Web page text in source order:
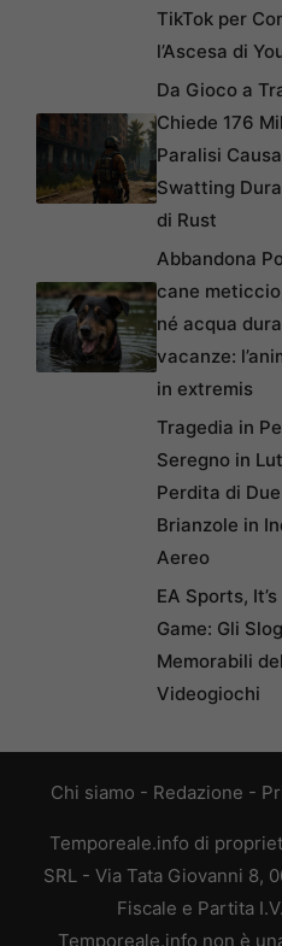
TikTok per
l’Ascesa di
Da Gioco a
Chiede 176
Paralisi
Swatting
di Rust
Abbandona
cane
né acqua
vacanze:
in extremis
Tragedia in
Seregno in
Perdita di
Brianzole in
Aereo
EA Sports,
Game: Gli
Memorabili
Videogiochi
Chi siamo - Redazione -
Temporeale.info di
SRL - Via Tata Giovanni 8,
Fiscale e Partita
Temporeale.info non è